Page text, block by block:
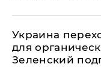
Украина
для
Зеленский